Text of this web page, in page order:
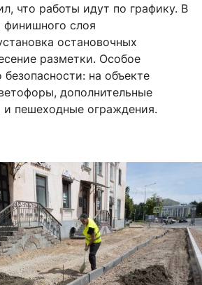
что работы идут по графику. В
финишного слоя
остановочных
разметки. Особое
на объекте
дополнительные
пешеходные ограждения.